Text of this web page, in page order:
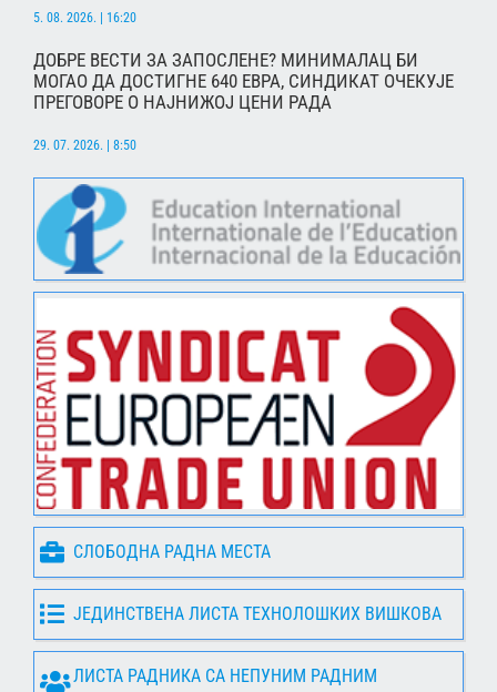
5. 08. 2026. | 16:20
ДОБРЕ ВЕСТИ ЗА ЗАПОСЛЕНЕ? МИНИМАЛАЦ БИ
МОГАО ДА ДОСТИГНЕ 640 ЕВРА, СИНДИКАТ ОЧЕКУЈЕ
ПРЕГОВОРЕ О НАЈНИЖОЈ ЦЕНИ РАДА
29. 07. 2026. | 8:50
СЛОБОДНА РАДНА МЕСТА
ЈЕДИНСТВЕНА ЛИСТА ТЕХНОЛОШКИХ ВИШКОВА
ЛИСТА РАДНИКА СА НЕПУНИМ РАДНИМ